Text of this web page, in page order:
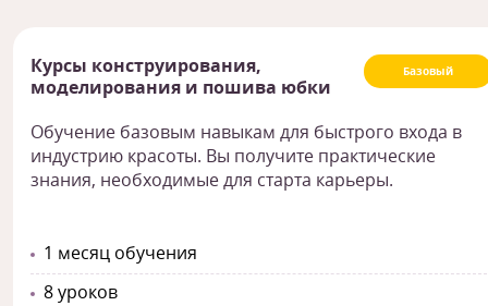
Базовый
Курсы конструирования,
моделирования и пошива юбки
Обучение базовым навыкам для быстрого входа в
индустрию красоты. Вы получите практические
знания, необходимые для старта карьеры.
1 месяц обучения
8 уроков